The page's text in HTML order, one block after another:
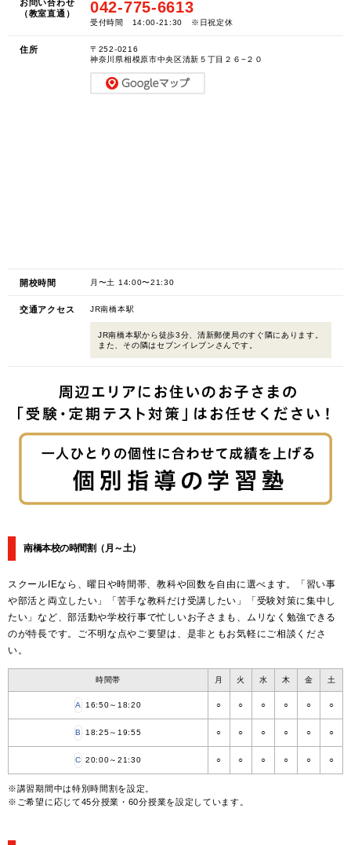
お問い合わせ
（教室直通）
042-775-6613
受付時間 14:00-21:30 ※日祝定休
住所
〒252-0216
神奈川県相模原市中央区清新５丁目２６−２０
開校時間 月〜土 14:00〜21:30
交通アクセス JR南橋本駅
JR南橋本駅から徒歩3分、清新郵便局のすぐ隣にあります。
また、その隣はセブンイレブンさんです。
南橋本校の時間割 （月～土）
スクールIEなら、曜日や時間帯、教科や回数を自由に選べます。「習い事
や部活と両立したい」「苦手な教科だけ受講したい」「受験対策に集中し
たい」など、部活動や学校行事で忙しいお子さまも、ムリなく勉強できる
のが特長です。ご不明な点やご要望は、是非ともお気軽にご相談くださ
い。
時間帯 月 火 水 木 金 土
A 16:50～18:20 ○ ○ ○ ○ ○ ○
B 18:25～19:55 ○ ○ ○ ○ ○ ○
C 20:00～21:30 ○ ○ ○ ○ ○ ○
※講習期間中は特別時間割を設定。
※ご希望に応じて45分授業・60分授業を設定しています。